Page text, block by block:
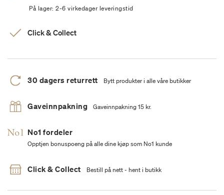
På lager: 2-6 virkedager leveringstid
Click & Collect
30 dagers returrett Bytt produkter i alle våre butikker
Gaveinnpakning Gaveinnpakning 15 kr.
No1 fordeler
Opptjen bonuspoeng på alle dine kjøp som No1 kunde
Click & Collect Bestill på nett - hent i butikk